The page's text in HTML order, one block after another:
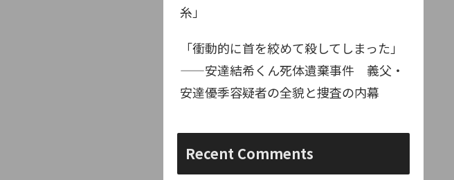
糸」
「衝動的に首を絞めて殺してしまった」
——安達結希くん死体遺棄事件 義父・
安達優季容疑者の全貌と捜査の内幕
Recent Comments